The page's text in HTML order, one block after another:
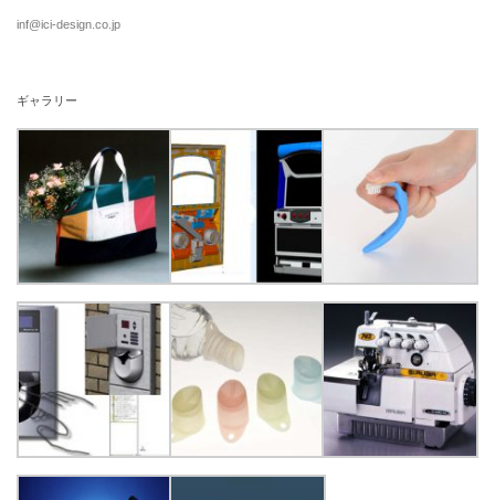
inf@ici-design.co.jp
ギャラリー